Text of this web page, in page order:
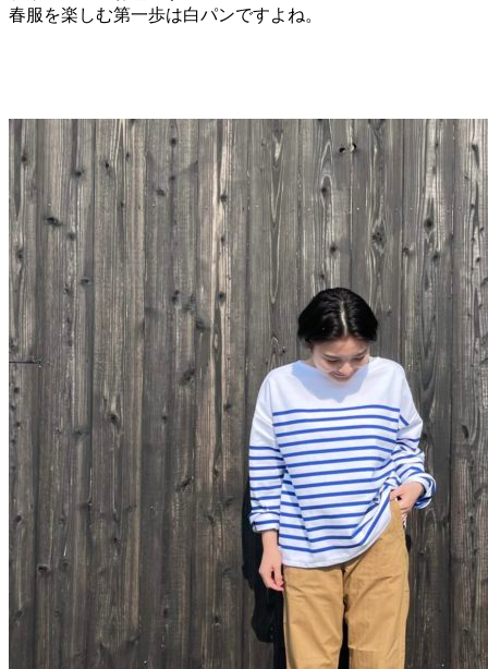
春服を楽しむ第一歩は白パンですよね。